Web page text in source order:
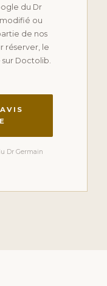
du Dr
modifié ou
de nos
réserver, le
Doctolib.
Dr Germain